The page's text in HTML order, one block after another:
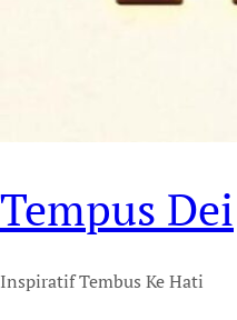
Tempus Dei
Inspiratif Tembus Ke Hati